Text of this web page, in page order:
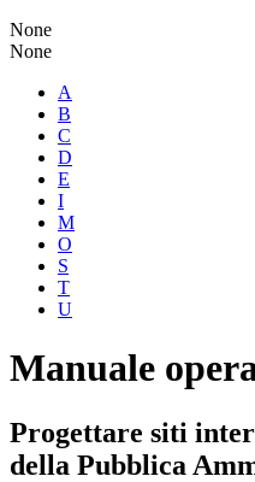
None
None
A
B
C
D
E
I
M
O
S
T
U
Manuale
Progettare siti
della Pubblica